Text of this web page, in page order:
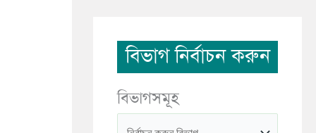
বিভাগ নির্বাচন করুন
বিভাগসমূহ